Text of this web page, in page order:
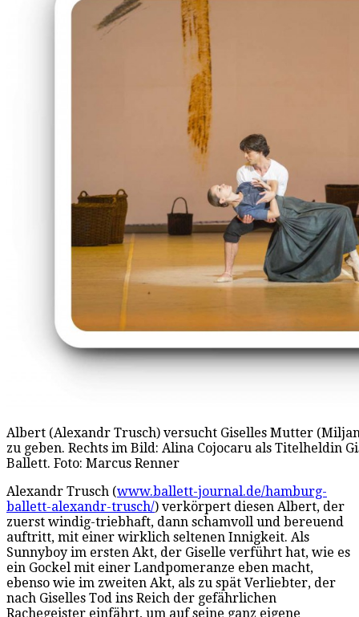
Albert (Alexandr Trusch) versucht Giselles Mutter
zu geben. Rechts im Bild: Alina Cojocaru als Titelheldin
Ballett. Foto: Marcus Renner
Alexandr Trusch (www.ballett-journal.de/hamburg-
ballett-alexandr-trusch/) verkörpert diesen Albert, der
zuerst windig-triebhaft, dann schamvoll und bereuend
auftritt, mit einer wirklich seltenen Innigkeit. Als
Sunnyboy im ersten Akt, der Giselle verführt hat, wie es
ein Gockel mit einer Landpomeranze eben macht,
ebenso wie im zweiten Akt, als zu spät Verliebter, der
nach Giselles Tod ins Reich der gefährlichen
Rachegeister einfährt, um auf seine ganz eigene